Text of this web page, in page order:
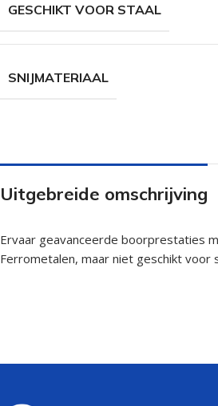
GESCHIKT VOOR STAAL
SNIJMATERIAAL
Uitgebreide omschrijving
Ervaar geavanceerde boorprestaties
Ferrometalen, maar niet geschikt